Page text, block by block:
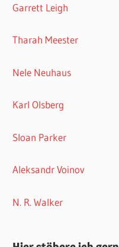
Garrett Leigh
Tharah Meester
Nele Neuhaus
Karl Olsberg
Sloan Parker
Aleksandr Voinov
N. R. Walker